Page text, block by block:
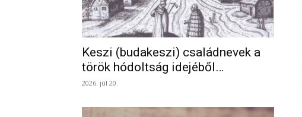
Keszi (budakeszi) családnevek a
török hódoltság idejéből…
2026. júl 20.